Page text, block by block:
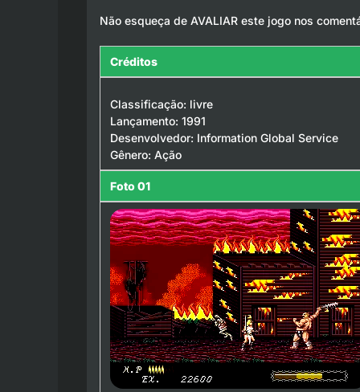
Não esqueça de AVALIAR este jogo nos
Créditos
Classificação: livre
Lançamento: 1991
Desenvolvedor: Information Global Service
Gênero: Ação
Foto 01